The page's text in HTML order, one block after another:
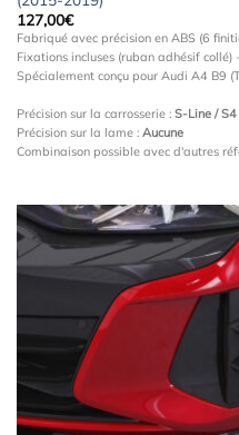
127,00€
Fabriqué avec précision en ABS (6
Fixations incluses (ruban adhésif
Spécialement conçu pour Audi A4 B9
Précision sur la carrosserie : S-Line / S4
Précision sur la lame : Aucune
Combinaison possible avec d'autres